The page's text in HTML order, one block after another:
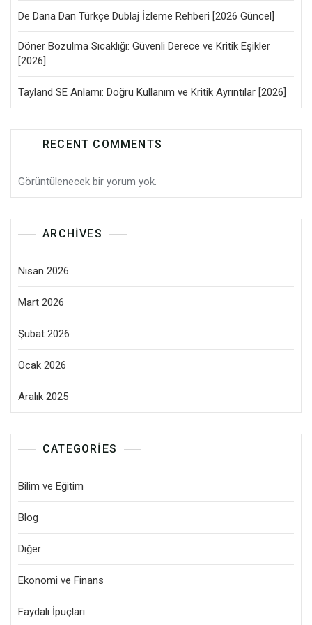
De Dana Dan Türkçe Dublaj İzleme Rehberi [2026 Güncel]
Döner Bozulma Sıcaklığı: Güvenli Derece ve Kritik Eşikler
[2026]
Tayland SE Anlamı: Doğru Kullanım ve Kritik Ayrıntılar [2026]
RECENT COMMENTS
Görüntülenecek bir yorum yok.
ARCHIVES
Nisan 2026
Mart 2026
Şubat 2026
Ocak 2026
Aralık 2025
CATEGORIES
Bilim ve Eğitim
Blog
Diğer
Ekonomi ve Finans
Faydalı İpuçları